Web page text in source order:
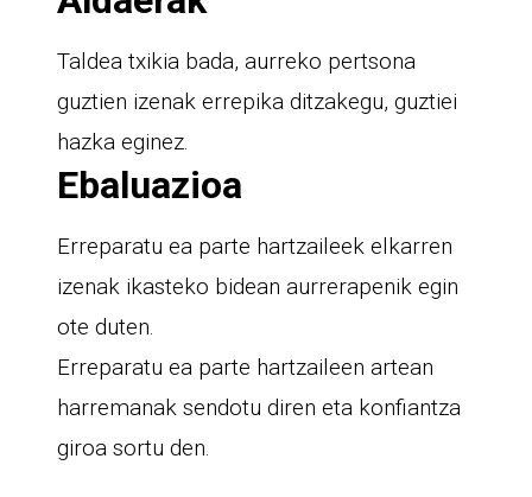
Taldea txikia bada, aurreko pertsona
guztien izenak errepika ditzakegu, guztiei
hazka eginez.
Ebaluazioa
Erreparatu ea parte hartzaileek elkarren
izenak ikasteko bidean aurrerapenik egin
ote duten.
Erreparatu ea parte hartzaileen artean
harremanak sendotu diren eta konfiantza
giroa sortu den.